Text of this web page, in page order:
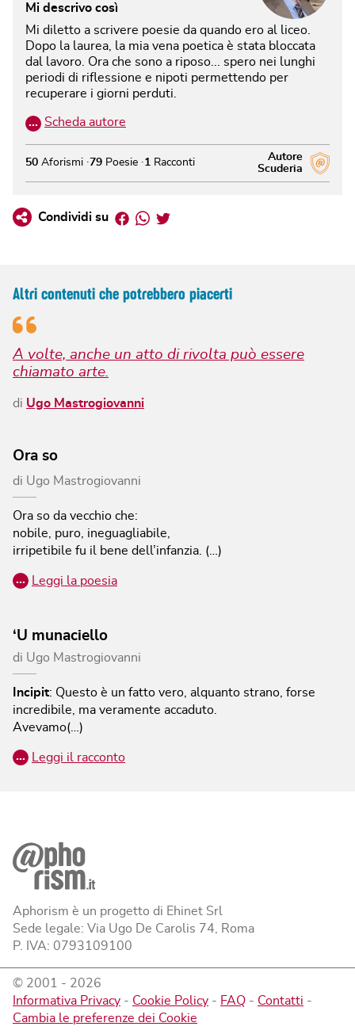
Mi descrivo così
Mi diletto a scrivere poesie da quando ero al liceo.
Dopo la laurea, la mia vena poetica è stata bloccata
dal lavoro. Ora che sono a riposo... spero nei lunghi
periodi di riflessione e nipoti permettendo per
recuperare i giorni perduti.
… Scheda autore
Autore
Scuderia
50 Aforismi 79 Poesie 1 Racconti
Condividi su Facebook
Whatsapp
Twitter
Altri contenuti che potrebbero piacerti
A volte, anche un atto di rivolta può essere
chiamato arte.
di Ugo Mastrogiovanni
Ora so
di Ugo Mastrogiovanni
Ora so da vecchio che:
nobile, puro, ineguagliabile,
irripetibile fu il bene dell’infanzia. (…)
… Leggi la poesia
‘U munaciello
di Ugo Mastrogiovanni
Incipit: Questo è un fatto vero, alquanto strano, forse
incredibile, ma veramente accaduto.
Avevamo(…)
… Leggi il racconto
Aphorism è un progetto di Ehinet Srl
Sede legale: Via Ugo De Carolis 74, Roma
P. IVA: 0793109100
© 2001 - 2026
Informativa Privacy - Cookie Policy - FAQ - Contatti -
Cambia le preferenze dei Cookie